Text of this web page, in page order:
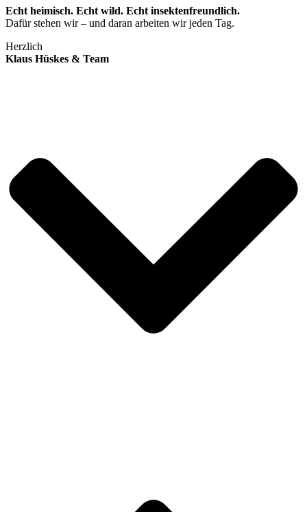
Echt heimisch. Echt wild. Echt insektenfreundlich.
Dafür stehen wir – und daran arbeiten wir jeden Tag.
Herzlich
Klaus Hüskes & Team